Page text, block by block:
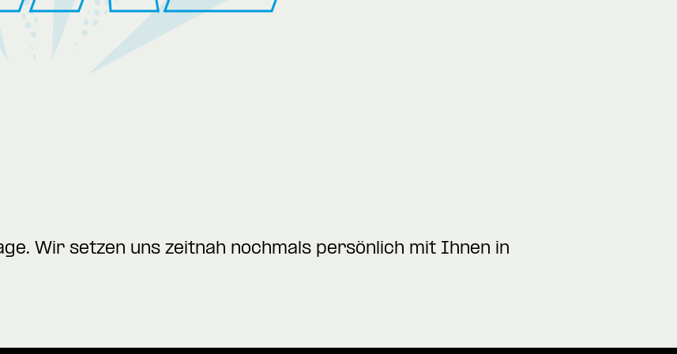
Wir setzen uns zeitnah nochmals persönlich mit Ihnen in